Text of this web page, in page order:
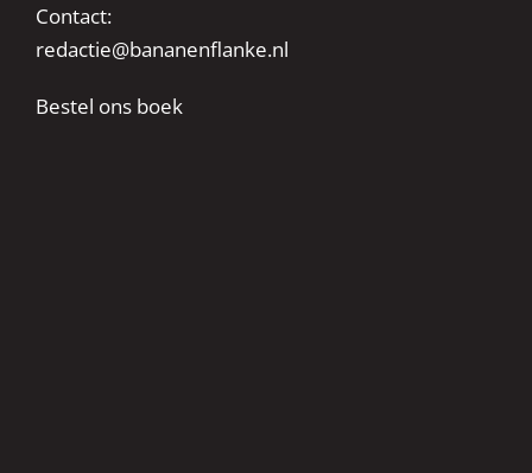
Contact:
redactie@bananenflanke.nl
Bestel ons boek